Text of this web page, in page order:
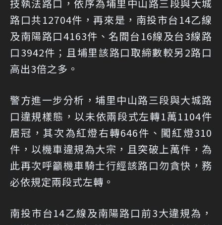
技執法路口，依序為埔里中山路三段與大城
路口共12704件，再來是，南投市台14乙線
及南陽路口4163件、名間台16線及台3線路
口3942件；且埔里該路口取締數較另2路口
高出3倍之多。
警方進一步分析，埔里中山路三段與大城路
口違規樣態，以未依兩段式左轉1萬1104件
居冠，其次為紅燈右轉646件、闖紅燈310
件，以機車違規為大宗，且突破上萬件，為
此再次呼籲機車騎士行經該路口勿貪快，務
必依規定兩段式左轉。
南投市台14乙線及南陽路口前3大違規為，